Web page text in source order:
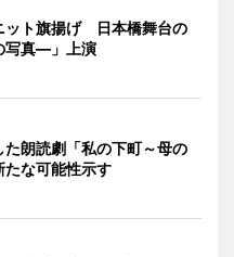
ット旗揚げ 日本橋舞台の
写真―」上演
た朗読劇「私の下町～母の
な可能性示す